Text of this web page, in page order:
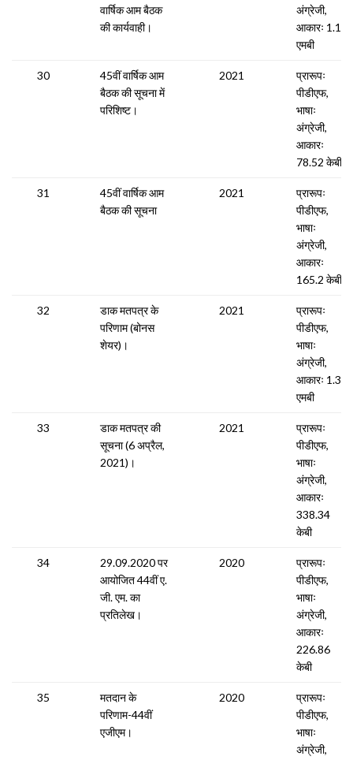
वार्षिक आम बैठक
की कार्यवाही।
अंग्रेजी,
आकारः 1.19
एमबी
30
45वीं वार्षिक आम
बैठक की सूचना में
परिशिष्ट।
2021
प्रारूपः
पीडीएफ,
भाषाः
अंग्रेजी,
आकारः
78.52 केबी
31
45वीं वार्षिक आम
बैठक की सूचना
2021
प्रारूपः
पीडीएफ,
भाषाः
अंग्रेजी,
आकारः
165.2 केबी
32
डाक मतपत्र के
परिणाम (बोनस
शेयर)।
2021
प्रारूपः
पीडीएफ,
भाषाः
अंग्रेजी,
आकारः 1.32
एमबी
33
डाक मतपत्र की
सूचना (6 अप्रैल,
2021)।
2021
प्रारूपः
पीडीएफ,
भाषाः
अंग्रेजी,
आकारः
338.34
केबी
34
29.09.2020 पर
आयोजित 44वीं ए.
जी. एम. का
प्रतिलेख।
2020
प्रारूपः
पीडीएफ,
भाषाः
अंग्रेजी,
आकारः
226.86
केबी
35
मतदान के
परिणाम-44वीं
एजीएम।
2020
प्रारूपः
पीडीएफ,
भाषाः
अंग्रेजी,